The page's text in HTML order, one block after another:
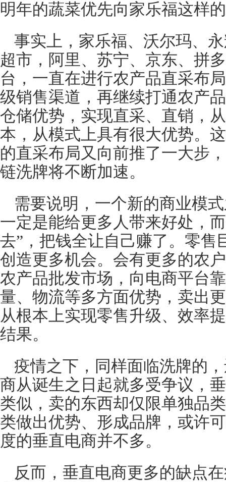
明年的蔬菜优先向家乐福这样
事实上，家乐福、沃尔玛、
超市，阿里、苏宁、京东、拼
台，一直在进行农产品直采布
级销售渠道，再继续打通农产
仓储优势，实现直采、直销，
本，从模式上具有很大优势。
的直采布局又向前推了一大步
链洗牌将不断加速。
需要说明，一个新的商业模
一定是能给更多人带来好处，
去”，把钱全让自己赚了。零售
创造更多机会。会有更多的农
农产品批发市场，向电商平台
量、物流等多方面优势，卖出
从根本上实现零售升级、效率
结果。
疫情之下，同样面临洗牌的
商从诞生之日起就多受争议，
类似，卖的东西却仅限单独品
类做出优势、形成品牌，或许
度的垂直电商并不多。
反而，垂直电商更多的缺点